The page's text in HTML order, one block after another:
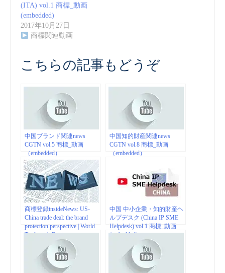
(ITA) vol.1 商標_動画
(embedded)
2017年10月27日
商標関連動画
こちらの記事もどうぞ
中国ブランド関連news
CGTN vol.5 商標_動画
（embedded）
中国知的財産関連news
CGTN vol.8 商標_動画
（embedded）
商標登録insideNews: US-
China trade deal: the brand
protection perspective | World
Trademark Review
中国 中小企業・知的財産ヘ
ルプデスク (China IP SME
Helpdesk) vol.1 商標_動画
(embedded)